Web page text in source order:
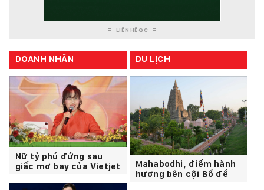
LIÊN HỆ QC
DOANH NHÂN
Nữ tỷ phú đứng sau
giấc mơ bay của Vietjet
DU LỊCH
Mahabodhi, điểm hành
hương bên cội Bồ đề